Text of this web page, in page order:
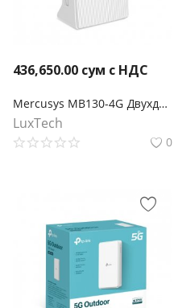
436,650.00 сум с НДС
Mercusys MB130-4G Двухдиапазонный роутер Wi‑Fi AC1200 с поддержкой 4G LTE
LuxTech
0